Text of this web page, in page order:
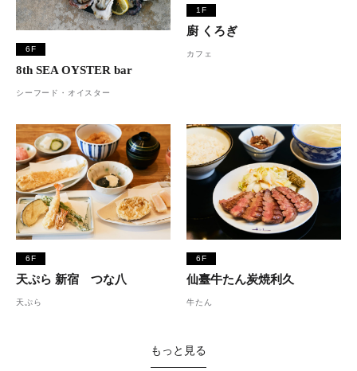
6F
8th SEA OYSTER bar
シーフード・オイスター
1F
廚 くろぎ
カフェ
6F
天ぷら 新宿 つな八
天ぷら
6F
仙臺牛たん炭焼利久
牛たん
もっと見る